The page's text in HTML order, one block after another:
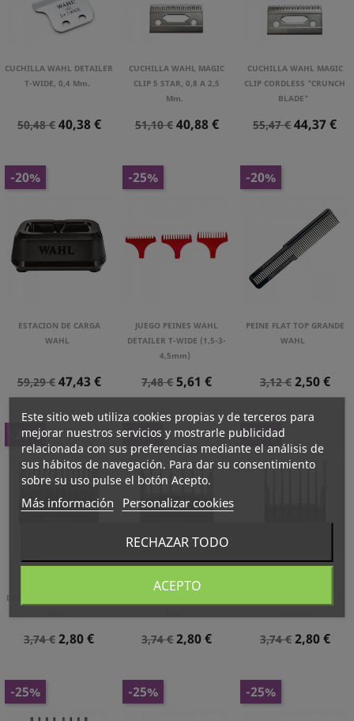
CUCHILLA WAHL DETAILER
T-WIDE, 0,4 Mm.
Precio
50,48 € Precio
40,38 €
CUCHILLA WAHL MAGIC
CLIP 5 STAR, 0,8 A 2,5
Mm.
Precio
51,10 € Precio
40,88 €
CUCHILLA WAHL MAGIC
CLIP CORDLESS "CRUNCH
BLADE"
Precio
55,47 € Precio
44,37 €
ESTACION DE CARGA
WAHL
Precio
Normal
59,29 € Precio
47,43 €
-20%
JUEGO PEINES WAHL
DETAILER T-WIDE (1,5-3-
4,5mm)
Precio
Normal
7,48 €Precio
5,61 €
-25%
PEINE FLAT TOP GRANDE
WAHL
Precio
Normal
3,12 € Precio
2,50 €
-20%
DESLIZANTE WAHL Nº 1 (3
Precio
3,74 € Precio
2,80 €
-25%
PEINE PLÁSTICO
Precio
3,74 €Precio
2,80 €
-25%
Precio
3,74 € Precio
2,80 €
-25%
-25% -25% -25%
Este sitio web utiliza cookies propias y de terceros para
mejorar nuestros servicios y mostrarle publicidad
relacionada con sus preferencias mediante el análisis de
sus hábitos de navegación. Para dar su consentimiento
sobre su uso pulse el botón Acepto.
Más información Personalizar cookies
RECHAZAR TODO
ACEPTO